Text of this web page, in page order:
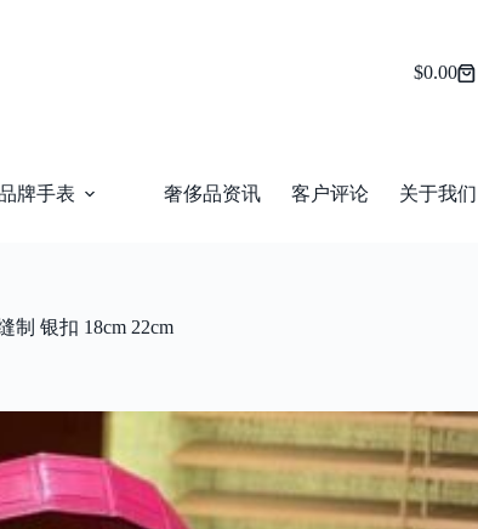
Shopping
$0.00
牌手表 奢侈品资讯 客户评论 关于我们
制 银扣 18cm 22cm